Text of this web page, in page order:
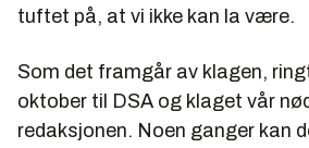
tuftet på, at vi ikke kan la være.
Som det framgår av klagen,
oktober til DSA og klaget vår
redaksjonen. Noen ganger kan